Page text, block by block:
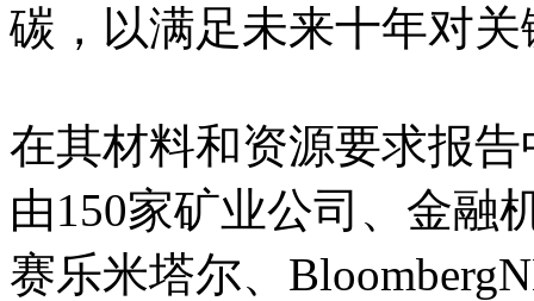
碳，以满足未来十年对
在其材料和资源要求报
由150家矿业公司、金融
赛乐米塔尔、